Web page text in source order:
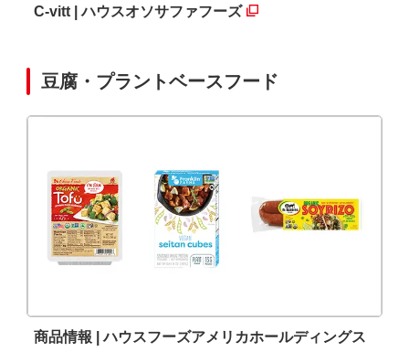
C-vitt | ハウスオソサファフーズ
豆腐・プラントベースフード
商品情報 | ハウスフーズアメリカホールディングス